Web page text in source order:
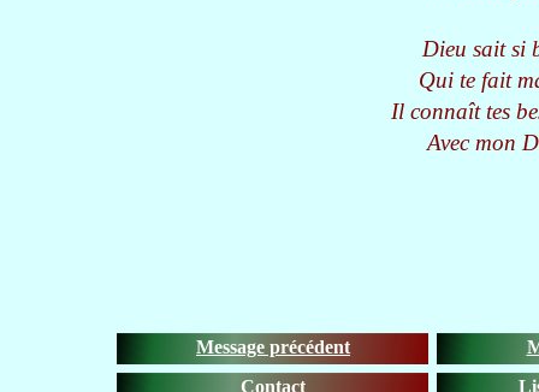
Dieu sait si
Qui te fait
Il connaît tes
Avec mon
Message précédent
Contact